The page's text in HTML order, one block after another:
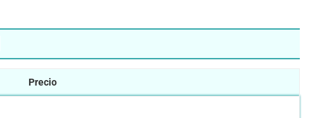
Precio